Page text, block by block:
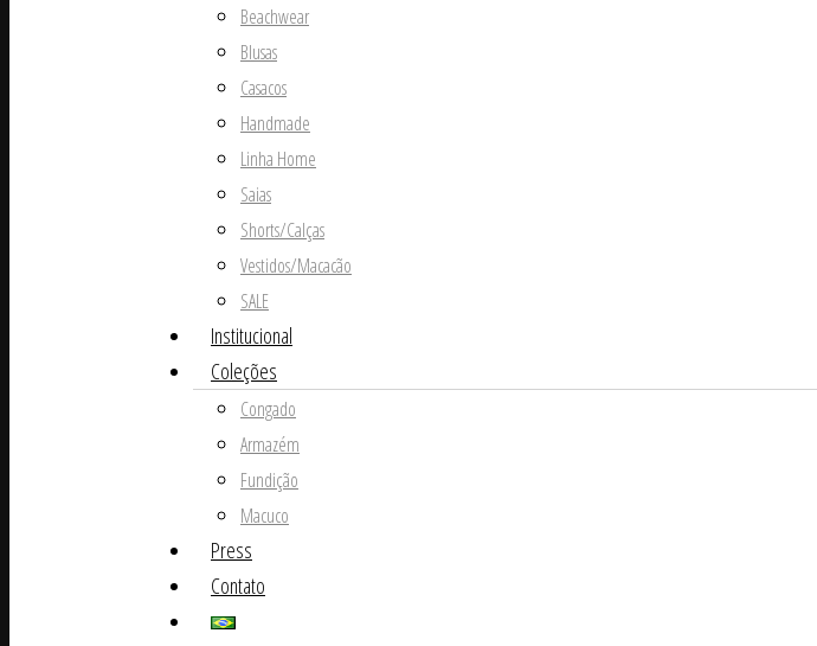
Beachwear
Blusas
Casacos
Handmade
Linha Home
Saias
Shorts/Calças
Vestidos/Macacão
SALE
Institucional
Coleções
Congado
Armazém
Fundição
Macuco
Press
Contato